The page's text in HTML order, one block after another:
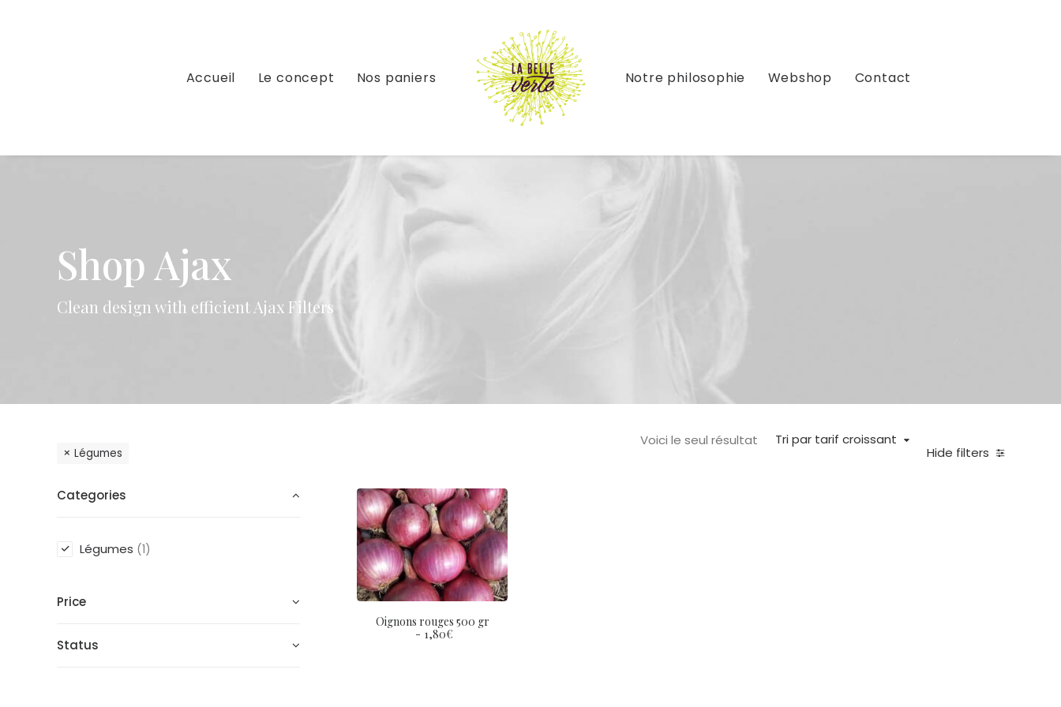
Accueil Le concept Nos paniers Notre philosophie Webshop Contact
Shop Ajax
Clean design with efficient Ajax Filters
Hide filters
Tri par tarif croissant
Voici le seul résultat
Légumes
Categories
Légumes (1)
Price
Status
Oignons rouges 500 gr
1,80€